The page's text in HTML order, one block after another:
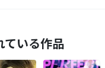
ている作品